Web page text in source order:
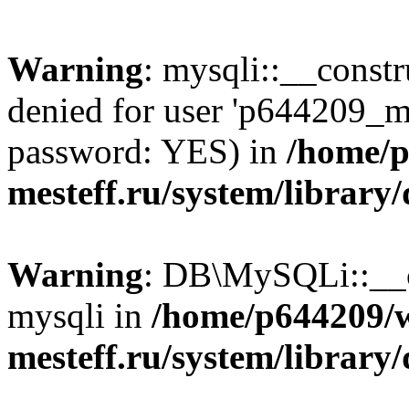
Warning:
denied for user
password: YES) in /home/
mesteff.ru/system/
Warning:
mysqli in /home/
mesteff.ru/system/